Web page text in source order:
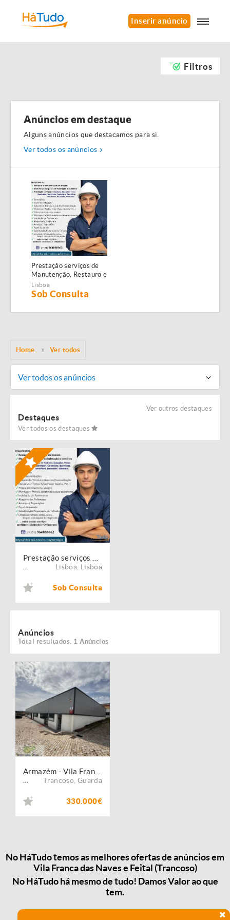
Inserir anúncio
Filtros
Anúncios em destaque
Alguns anúncios que destacamos para si.
Ver todos os anúncios
Prestação serviços de
Manutenção, Restauro e
Remodelação de
imóveis!
Lisboa
Sob Consulta
Home Ver todos
Ver todos os anúncios
Ver outros destaques
Destaques
Ver todos os destaques
Lisboa Lisboa
Sob Consulta
Anúncios
Total resultados: 1 Anúncios
Trancoso Guarda
330.000€
No HáTudo temos as melhores ofertas de anúncios em
Vila Franca das Naves e Feital (Trancoso)
No HáTudo há mesmo de tudo! Damos Valor ao que
tem.